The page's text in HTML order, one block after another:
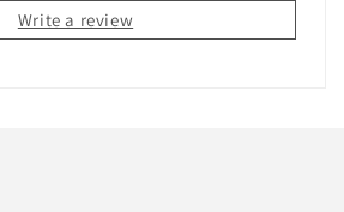
Write a review